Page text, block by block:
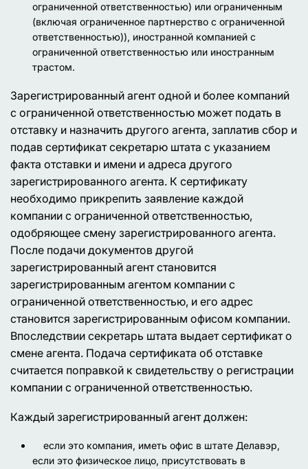
ограниченной ответственностью) или ограниченным
(включая ограниченное партнерство с ограниченной
ответственностью)), иностранной компанией с
ограниченной ответственностью или иностранным
трастом.
Зарегистрированный агент одной и более компаний
с ограниченной ответственностью может подать в
отставку и назначить другого агента, заплатив сбор и
подав сертификат секретарю штата с указанием
факта отставки и имени и адреса другого
зарегистрированного агента. К сертификату
необходимо прикрепить заявление каждой
компании с ограниченной ответственностью,
одобряющее смену зарегистрированного агента.
После подачи документов другой
зарегистрированный агент становится
зарегистрированным агентом компании с
ограниченной ответственностью, и его адрес
становится зарегистрированным офисом компании.
Впоследствии секретарь штата выдает сертификат о
смене агента. Подача сертификата об отставке
считается поправкой к свидетельству о регистрации
компании с ограниченной ответственностью.
Каждый зарегистрированный агент должен:
если это компания, иметь офис в штате Делавэр,
если это физическое лицо, присутствовать в